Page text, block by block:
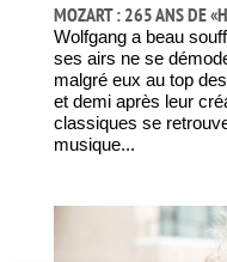
MOZART : 265 ANS DE
Wolfgang a beau
ses airs ne se
malgré eux au top
et demi après leur
classiques se
musique...